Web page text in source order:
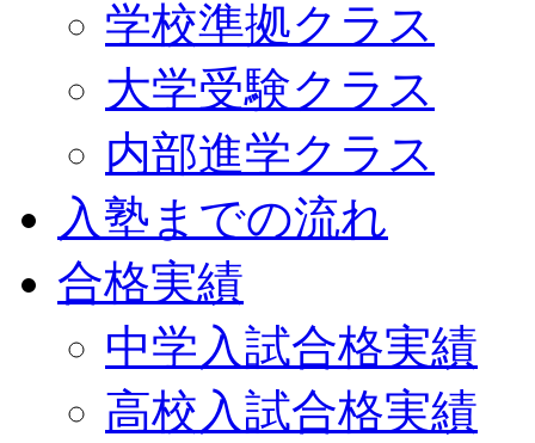
学校準拠クラス
大学受験クラス
内部進学クラス
入塾までの流れ
合格実績
中学入試合格実績
高校入試合格実績